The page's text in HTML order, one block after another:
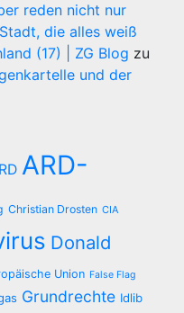
reden nicht nur
die alles weiß
(17) | ZG Blog zu
und der
ARD-
Christian Drosten CIA
Donald
Union False Flag
Grundrechte Idlib